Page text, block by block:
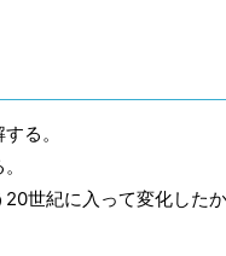
る。
世紀に入って変化したか